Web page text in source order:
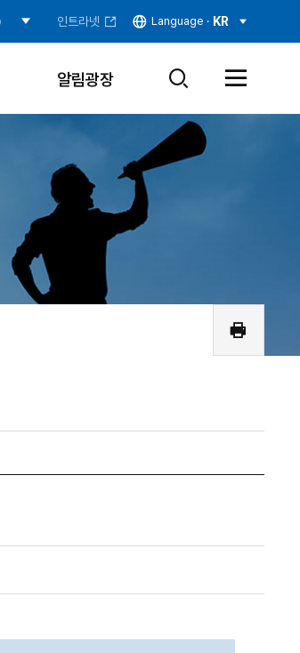
인트라넷 Language · KR
알림광장
검
창
기
전
인
쇄